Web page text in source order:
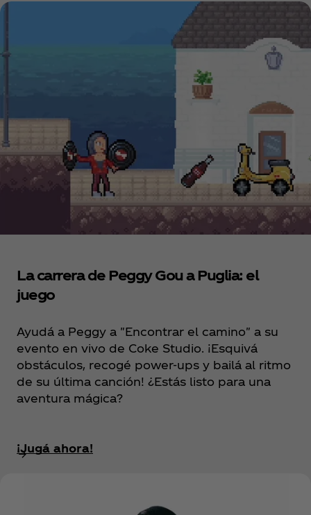
La carrera de Peggy Gou a Puglia: el
juego
Ayudá a Peggy a "Encontrar el camino" a su
evento en vivo de Coke Studio. ¡Esquivá
obstáculos, recogé power-ups y bailá al ritmo
de su última canción! ¿Estás listo para una
aventura mágica?
¡Jugá ahora!